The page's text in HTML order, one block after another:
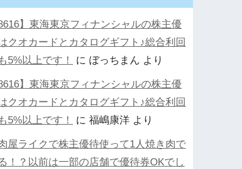
8616】東海東京フィナンシャルの株主優
クオカードとカタログギフト♪総合利回
5%以上です！
に ぼっちまん より
8616】東海東京フィナンシャルの株主優
クオカードとカタログギフト♪総合利回
5%以上です！
に 福嶋康洋 より
屋ライクで株主優待使って1人焼き肉で
！？以前は一部の店舗で優待券OKでし